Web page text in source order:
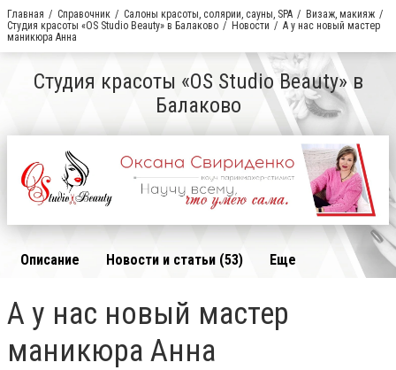
Главная Справочник Салоны красоты, солярии, сауны, SPA
Визаж, макияж
Студия красоты «OS Studio Beauty» в Балаково
Новости
А у нас новый мастер
маникюра Анна
Студия красоты «OS Studio Beauty» в
Балаково
Описание Новости и статьи (53) Еще
А у нас новый мастер
маникюра Анна